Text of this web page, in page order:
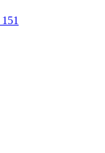
151